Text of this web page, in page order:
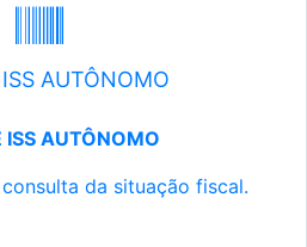
AUTÔNOMO
ISS AUTÔNOMO
da situação fiscal.